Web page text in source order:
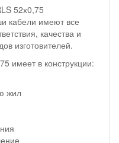
52х0,75
кабели имеют все
качества и
изготовителей.
имеет в конструкции:
жил